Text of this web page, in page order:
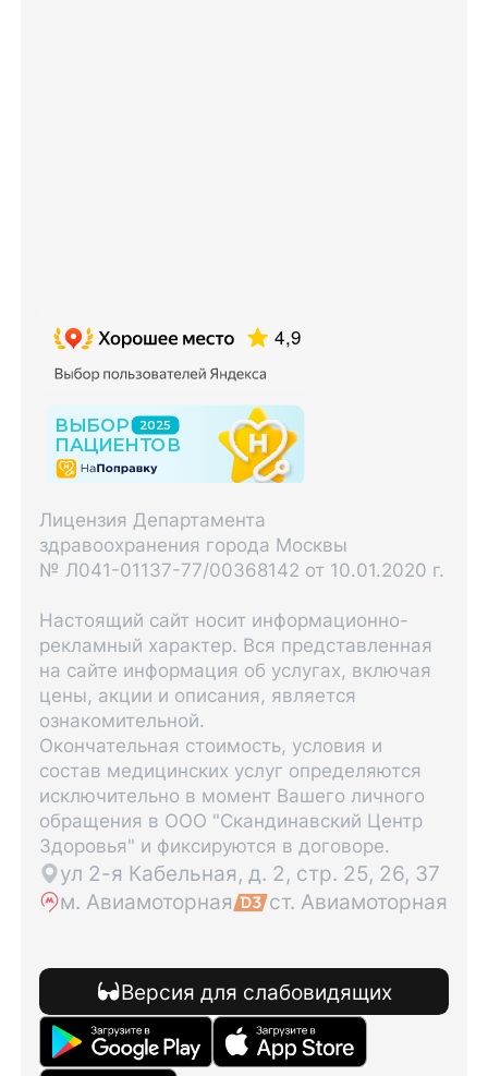
Лицензия Департамента
здравоохранения города Москвы
№ Л041-01137-77/00368142 от 10.01.2020 г.
Настоящий сайт носит информационно-
рекламный характер. Вся представленная
на сайте информация об услугах, включая
цены, акции и описания, является
ознакомительной.
Окончательная стоимость, условия и
состав медицинских услуг определяются
исключительно в момент Вашего личного
обращения в ООО "Скандинавский Центр
Здоровья" и фиксируются в договоре.
ул 2-я Кабельная, д. 2, стр. 25, 26, 37
м. Авиамоторная
ст. Авиамоторная
Версия для слабовидящих